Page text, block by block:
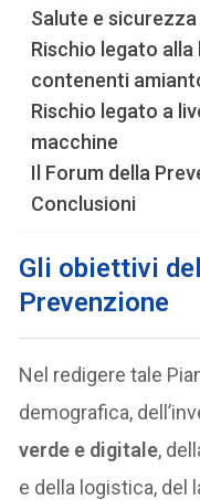
Salute e
Rischio legato
contenenti
Rischio legato a
macchine
Il Forum della
Conclusioni
Gli obiettivi
Prevenzione
Nel redigere tale
demografica,
verde e digitale,
e della logistica, del